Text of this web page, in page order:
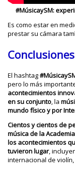
#MúsicaySM:
Es como estar en
prestar su cámara
Conclusiones
El hashtag
pero lo más
acontecimientos
en su conjunto, la
mundo físico y por
Cientos y cientos de
música de la
los acontecimientos
tuvieron lugar,
internacional de